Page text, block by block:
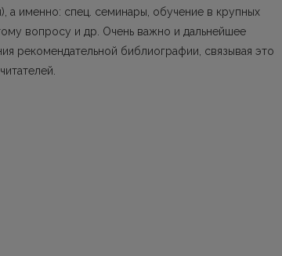
а именно: спец. семинары, обучение в крупных
вопросу и др. Очень важно и дальнейшее
рекомендательной библиографии, связывая это